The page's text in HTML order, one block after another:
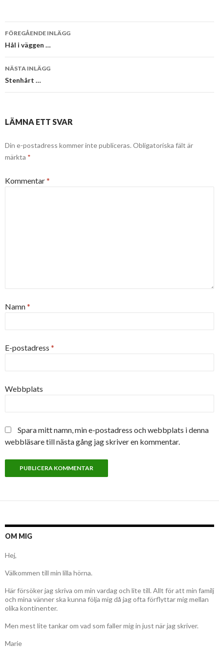
Inläggsnavigering
FÖREGÅENDE INLÄGG
Hål i väggen …
NÄSTA INLÄGG
Stenhårt …
LÄMNA ETT SVAR
Din e-postadress kommer inte publiceras. Obligatoriska fält är
märkta *
Kommentar*
Namn*
E-postadress *
Webbplats
Spara mitt namn, min e-postadress och webbplats i denna
webbläsare till nästa gång jag skriver en kommentar.
OM MIG
Hej,
Välkommen till min lilla hörna.
Här försöker jag skriva om min vardag och lite till. Allt för att min familj
och mina vänner ska kunna följa mig då jag ofta förflyttar mig mellan
olika kontinenter.
Men mest lite tankar om vad som faller mig in just när jag skriver.
Marie